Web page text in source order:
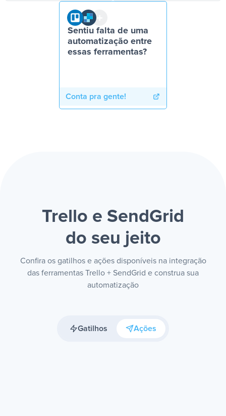
Sentiu falta de uma
automatização entre
essas ferramentas?
Conta pra gente!
Trello e SendGrid
do seu jeito
Confira os gatilhos e ações disponíveis na integração
das ferramentas Trello + SendGrid e construa sua
automatização
Gatilhos Ações